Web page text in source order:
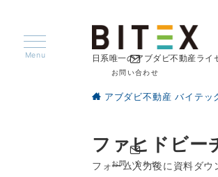
日系唯一のアブダビ不動産ライ
お問い合わせ
お問い合わせ
アブダビ不動産 バイテッ
ファヒドビー
フォーム入力後に資料ダ
Menu